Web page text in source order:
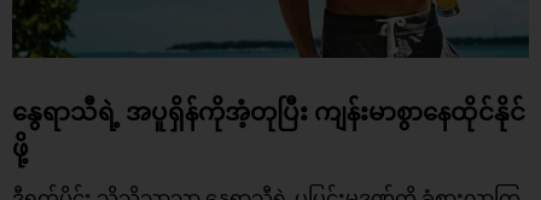
နွေရာသီရဲ့ အပူရှိန်ကိုအံ့တုပြီး ကျန်းမာစွာနေထိုင်နိုင်
ဖို့